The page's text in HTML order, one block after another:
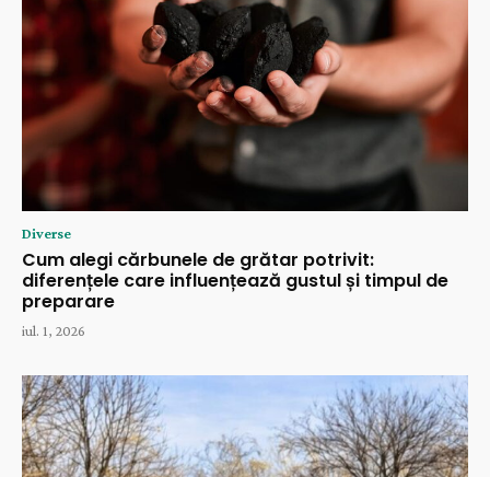
Diverse
Cum alegi cărbunele de grătar potrivit:
diferențele care influențează gustul și timpul de
preparare
iul. 1, 2026